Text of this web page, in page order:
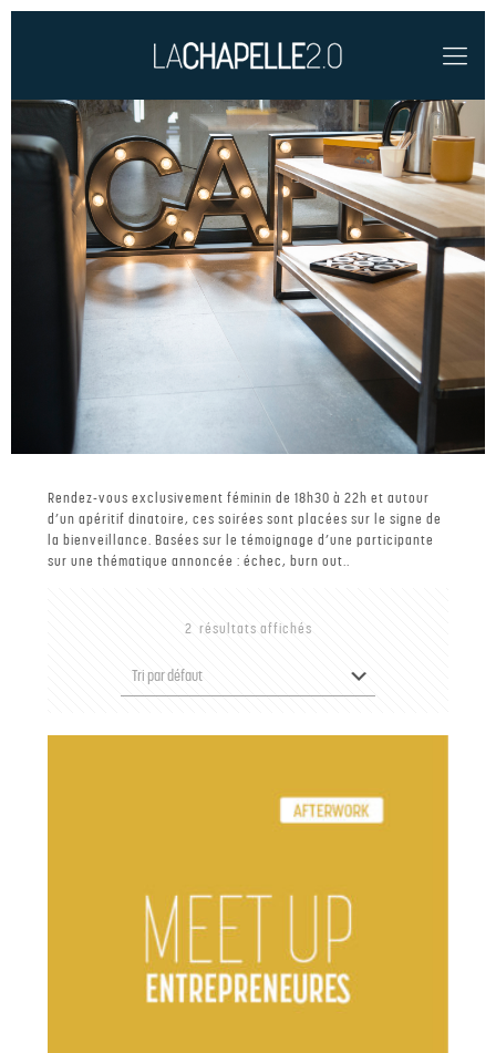
Rendez-vous exclusivement féminin de 18h30 à 22h et autour
d’un apéritif dinatoire, ces soirées sont placées sur le signe de
la bienveillance. Basées sur le témoignage d’une participante
sur une thématique annoncée : échec, burn out..
2 résultats affichés